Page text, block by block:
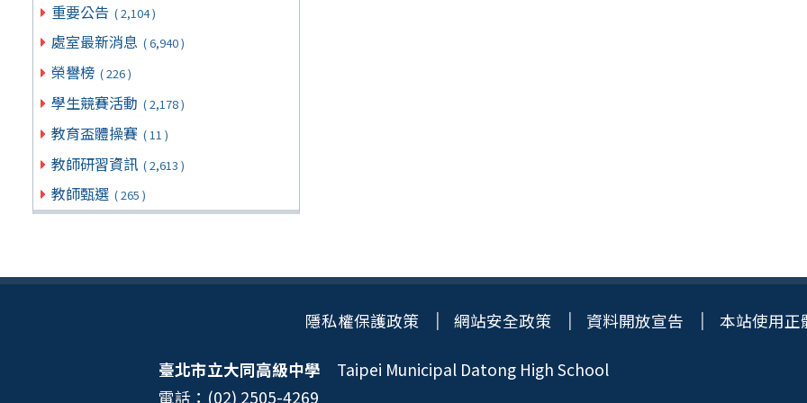
重要公告 ( 2,104 )
處室最新消息 ( 6,940 )
榮譽榜 ( 226 )
學生競賽活動 ( 2,178 )
教育盃體操賽 ( 11 )
教師研習資訊 ( 2,613 )
教師甄選 ( 265 )
隱私權保護政策 網站安全政策 資料開放宣告 本站使用正
臺北市立大同高級中學 Taipei Municipal Datong High School
電話：(02) 2505-4269